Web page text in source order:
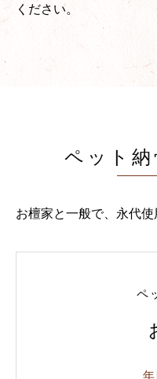
ください。
ペット
お檀家と一般で、永代使
ペ